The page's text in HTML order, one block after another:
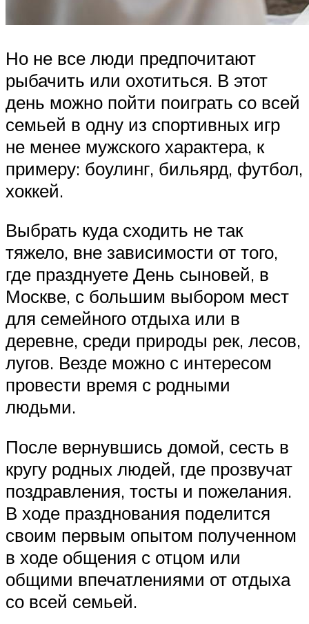
Но не все люди предпочитают
рыбачить или охотиться. В этот
день можно пойти поиграть со всей
семьей в одну из спортивных игр
не менее мужского характера, к
примеру: боулинг, бильярд, футбол,
хоккей.
Выбрать куда сходить не так
тяжело, вне зависимости от того,
где празднуете День сыновей, в
Москве, с большим выбором мест
для семейного отдыха или в
деревне, среди природы рек, лесов,
лугов. Везде можно с интересом
провести время с родными
людьми.
После вернувшись домой, сесть в
кругу родных людей, где прозвучат
поздравления, тосты и пожелания.
В ходе празднования поделится
своим первым опытом полученном
в ходе общения с отцом или
общими впечатлениями от отдыха
со всей семьей.